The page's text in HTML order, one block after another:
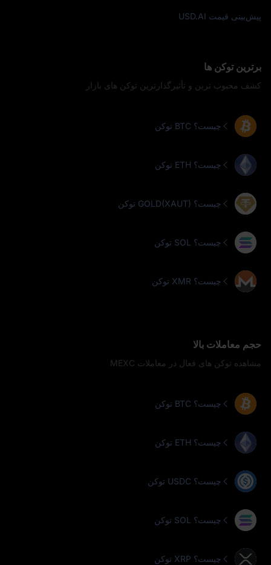
پیش‌بینی قیمت USD.AI
برترین توکن‌ ها
کشف محبوب‌ ترین و تأثیرگذارترین توکن‌ های بازار
توکن BTC چیست؟
توکن ETH چیست؟
توکن GOLD(XAUT) چیست؟
توکن SOL چیست؟
توکن XMR چیست؟
حجم معاملات بالا
مشاهده توکن‌ های فعال در معاملات MEXC
توکن BTC چیست؟
توکن ETH چیست؟
توکن USDC چیست؟
توکن SOL چیست؟
توکن XRP چیست؟